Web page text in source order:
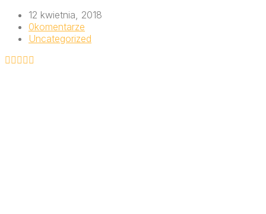
12 kwietnia, 2018
0komentarze
Uncategorized